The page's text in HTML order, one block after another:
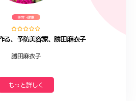
美容・健康
る、予防美容家、勝田麻衣子
勝田麻衣子
もっと詳しく